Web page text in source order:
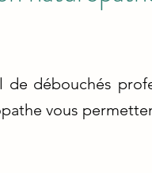
débouchés
vous